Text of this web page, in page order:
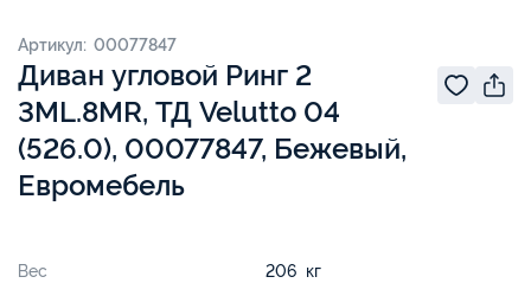
Диван угловой Ринг 2
3ML.8MR, ТД Velutto 04
(526.0), 00077847, Бежевый,
Евромебель
Артикул: 00077847
Вес
206 кг